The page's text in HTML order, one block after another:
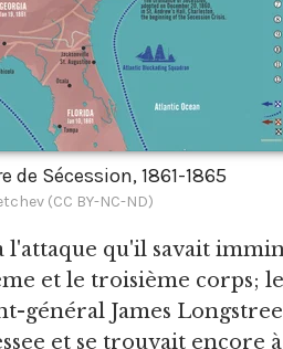
de Sécession, 1861-1865
(CC BY-NC-ND)
l'attaque qu'il savait
et le troisième corps;
général James
et se trouvait encore à